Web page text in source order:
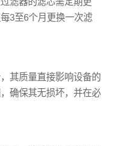
3至6个月更换一次滤
其质量直接影响设备的
确保其无损坏，并在必